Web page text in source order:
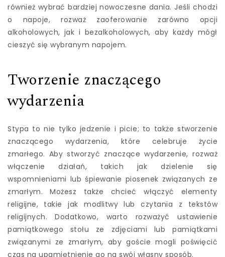
również wybrać bardziej nowoczesne dania. Jeśli chodzi
o napoje, rozważ zaoferowanie zarówno opcji
alkoholowych, jak i bezalkoholowych, aby każdy mógł
cieszyć się wybranym napojem.
Tworzenie znaczącego
wydarzenia
Stypa to nie tylko jedzenie i picie; to także stworzenie
znaczącego wydarzenia, które celebruje życie
zmarłego. Aby stworzyć znaczące wydarzenie, rozważ
włączenie działań, takich jak dzielenie się
wspomnieniami lub śpiewanie piosenek związanych ze
zmarłym. Możesz także chcieć włączyć elementy
religijne, takie jak modlitwy lub czytania z tekstów
religijnych. Dodatkowo, warto rozważyć ustawienie
pamiątkowego stołu ze zdjęciami lub pamiątkami
związanymi ze zmarłym, aby goście mogli poświęcić
czas na upamiętnienie go na swój własny sposób.